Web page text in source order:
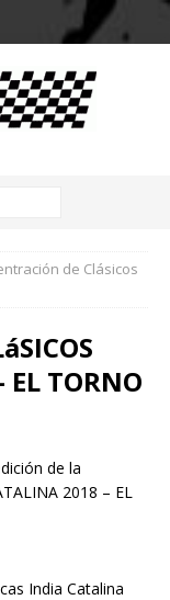
de Clásicos
TORNO
de la
2018 – EL
India Catalina